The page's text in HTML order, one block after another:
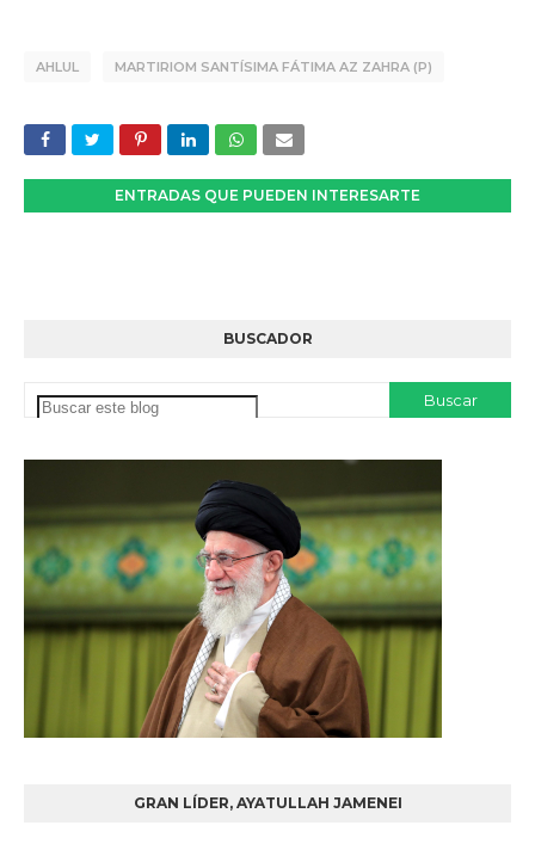
AHLUL MARTIRIOM SANTÍSIMA FÁTIMA AZ ZAHRA (P)
ENTRADAS QUE PUEDEN INTERESARTE
BUSCADOR
GRAN LÍDER, AYATULLAH JAMENEI